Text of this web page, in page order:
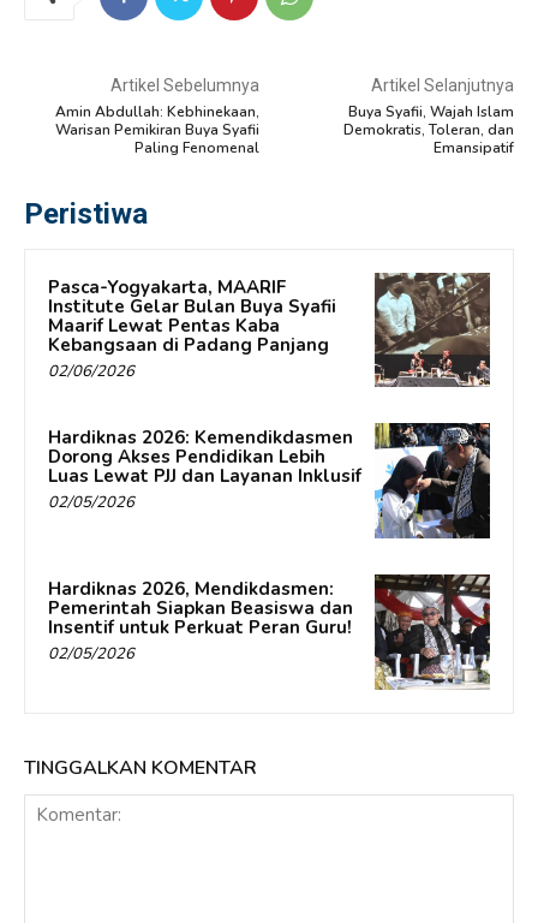
Artikel Sebelumnya
Amin Abdullah: Kebhinekaan,
Warisan Pemikiran Buya Syafii
Paling Fenomenal
Artikel Selanjutnya
Buya Syafii, Wajah Islam
Demokratis, Toleran, dan
Emansipatif
Peristiwa
Pasca-Yogyakarta, MAARIF
Institute Gelar Bulan Buya Syafii
Maarif Lewat Pentas Kaba
Kebangsaan di Padang Panjang
02/06/2026
Hardiknas 2026: Kemendikdasmen
Dorong Akses Pendidikan Lebih
Luas Lewat PJJ dan Layanan Inklusif
02/05/2026
Hardiknas 2026, Mendikdasmen:
Pemerintah Siapkan Beasiswa dan
Insentif untuk Perkuat Peran Guru!
02/05/2026
TINGGALKAN KOMENTAR